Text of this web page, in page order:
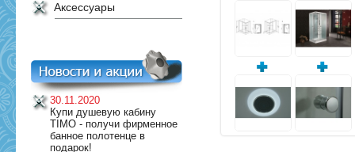
Аксессуары
30.11.2020
Купи душевую кабину
TIMO - получи фирменное
банное полотенце в
подарок!